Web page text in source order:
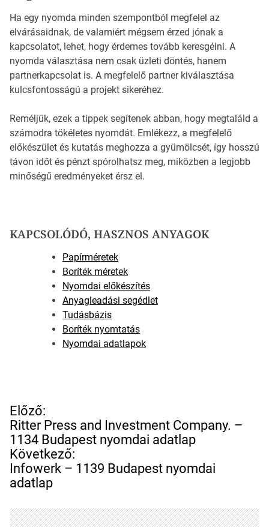
Ha egy nyomda minden szempontból megfelel az
elvárásaidnak, de valamiért mégsem érzed jónak a
kapcsolatot, lehet, hogy érdemes tovább keresgélni. A
nyomda választása nem csak üzleti döntés, hanem
partnerkapcsolat is. A megfelelő partner kiválasztása
kulcsfontosságú a projekt sikeréhez.
Reméljük, ezek a tippek segítenek abban, hogy megtaláld a
számodra tökéletes nyomdát. Emlékezz, a megfelelő
előkészület és kutatás meghozza a gyümölcsét, így hosszú
távon időt és pénzt spórolhatsz meg, miközben a legjobb
minőségű eredményeket érsz el.
KAPCSOLÓDÓ, HASZNOS ANYAGOK
Papírméretek
Boríték méretek
Nyomdai előkészítés
Anyagleadási segédlet
Tudásbázis
Boríték nyomtatás
Nyomdai adatlapok
B
e
j
e
g
y
z
é
Előző:
Ritter Press and Investment Company. –
1134 Budapest nyomdai adatlap
Következő:
Infowerk – 1139 Budapest nyomdai
adatlap